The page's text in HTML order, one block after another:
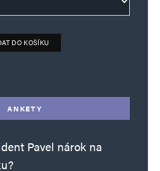
množství
DO KOŠÍKU
ANKETY
Pavel nárok na